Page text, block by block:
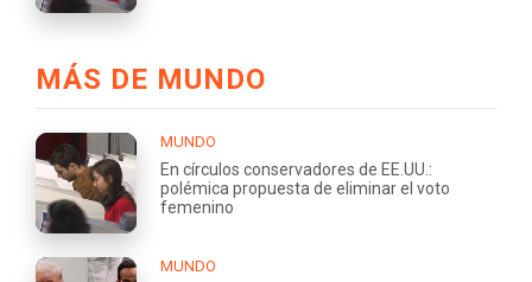
MÁS DE MUNDO
MUNDO
En círculos conservadores de EE.UU.:
polémica propuesta de eliminar el voto
femenino
MUNDO